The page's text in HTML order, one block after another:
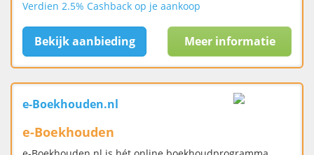
Verdien 2.5% Cashback op je aankoop
Bekijk aanbieding Meer informatie
e-Boekhouden.nl
e-Boekhouden